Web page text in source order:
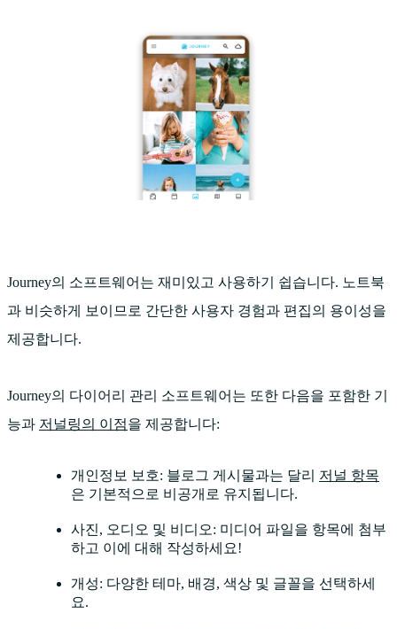
Journey의 소프트웨어는 재미있고 사용하기 쉽습니다. 노트북
과 비슷하게 보이므로 간단한 사용자 경험과 편집의 용이성을
제공합니다.
Journey의 다이어리 관리 소프트웨어는 또한 다음을 포함한 기
능과 저널링의 이점을 제공합니다:
개인정보 보호: 블로그 게시물과는 달리 저널 항목
은 기본적으로 비공개로 유지됩니다.
사진, 오디오 및 비디오: 미디어 파일을 항목에 첨부
하고 이에 대해 작성하세요!
개성: 다양한 테마, 배경, 색상 및 글꼴을 선택하세
요.